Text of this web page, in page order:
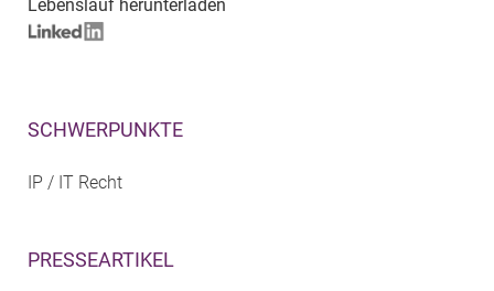
Lebenslauf herunterladen
SCHWERPUNKTE
IP / IT Recht
PRESSEARTIKEL